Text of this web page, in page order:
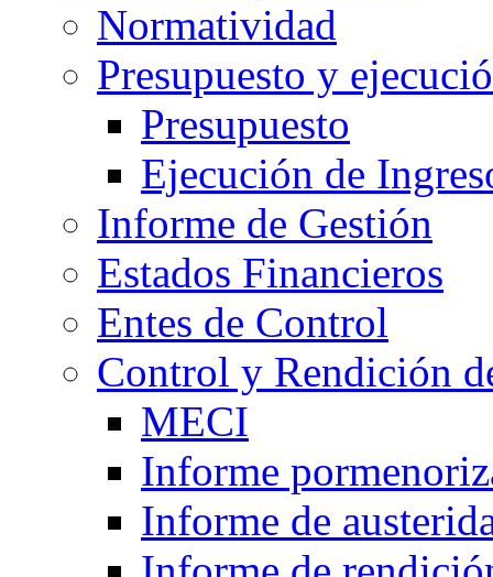
Normatividad
Presupuesto y
Presupuesto
Ejecución de
Informe de Gestión
Estados Financieros
Entes de Control
Control y Rendición
MECI
Informe
Informe de